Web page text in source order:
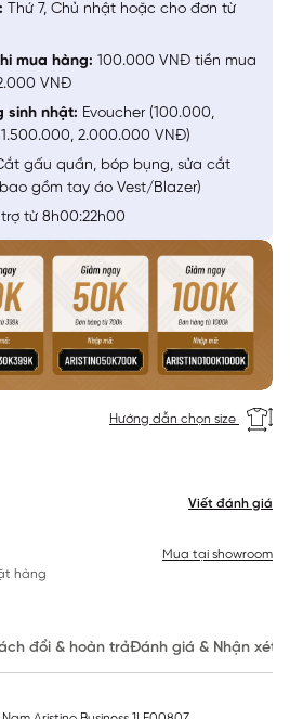
Viết đánh giá
Hướng dẫn chọn size
hàng
Mua tại showroom
Thứ 7, Chủ nhật hoặc cho đơn từ
mua hàng: 100.000 VNĐ tiền mua
VNĐ
sinh nhật: Evoucher (100.000,
2.000.000 VNĐ)
gấu quần, bóp bụng, sửa cắt
gồm tay áo Vest/Blazer)
trợ từ 8h00:22h00
đổi & hoàn trảĐánh giá & Nhận xét